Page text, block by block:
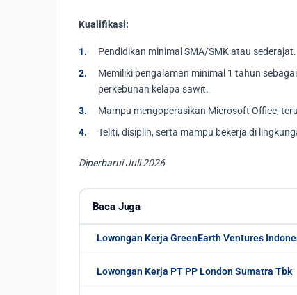
Kualifikasi:
Pendidikan minimal SMA/SMK atau sederajat.
Memiliki pengalaman minimal 1 tahun
perkebunan kelapa sawit.
Mampu mengoperasikan Microsoft Office,
Teliti, disiplin, serta mampu bekerja di
Diperbarui Juli 2026
Baca Juga
Lowongan Kerja GreenEarth Ventures
Lowongan Kerja PT PP London Sumatra Tbk